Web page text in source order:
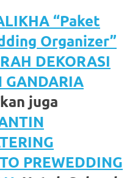
“Paket
Organizer”
DEKORASI
GANDARIA
juga
PREWEDDING